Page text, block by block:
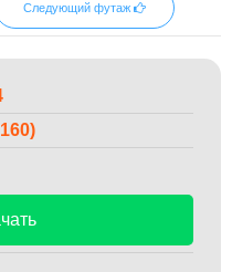
Следующий футаж